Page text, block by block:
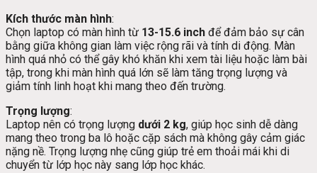
Kích thước màn hình:
Chọn laptop có màn hình từ 13-15.6 inch để đảm bảo sự cân
bằng giữa không gian làm việc rộng rãi và tính di động. Màn
hình quá nhỏ có thể gây khó khăn khi xem tài liệu hoặc làm bài
tập, trong khi màn hình quá lớn sẽ làm tăng trọng lượng và
giảm tính linh hoạt khi mang theo đến trường.
Trọng lượng:
Laptop nên có trọng lượng dưới 2 kg, giúp học sinh dễ dàng
mang theo trong ba lô hoặc cặp sách mà không gây cảm giác
nặng nề. Trọng lượng nhẹ cũng giúp trẻ em thoải mái khi di
chuyển từ lớp học này sang lớp học khác.